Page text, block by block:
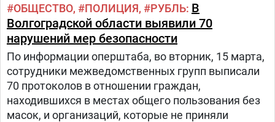
ОБЩЕСТВО ПОЛИЦИЯ РУБЛЬ В
Волгоградской области выявили 70
нарушений мер безопасности
По информации оперштаба, во вторник, 15 марта,
сотрудники межведомственных групп выписали
70 протоколов в отношении граждан,
находившихся в местах общего пользования без
масок, и организаций, которые не приняли